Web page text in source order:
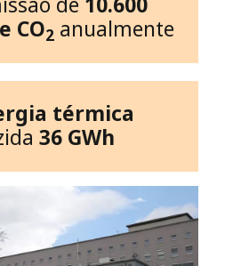
CO2 anualmente
térmica
36 GWh